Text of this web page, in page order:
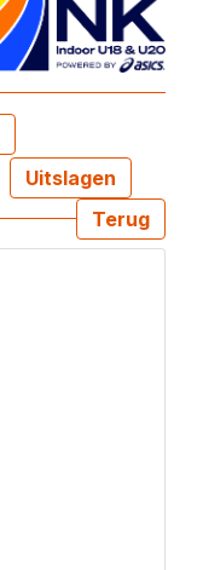
Uitslagen
Terug